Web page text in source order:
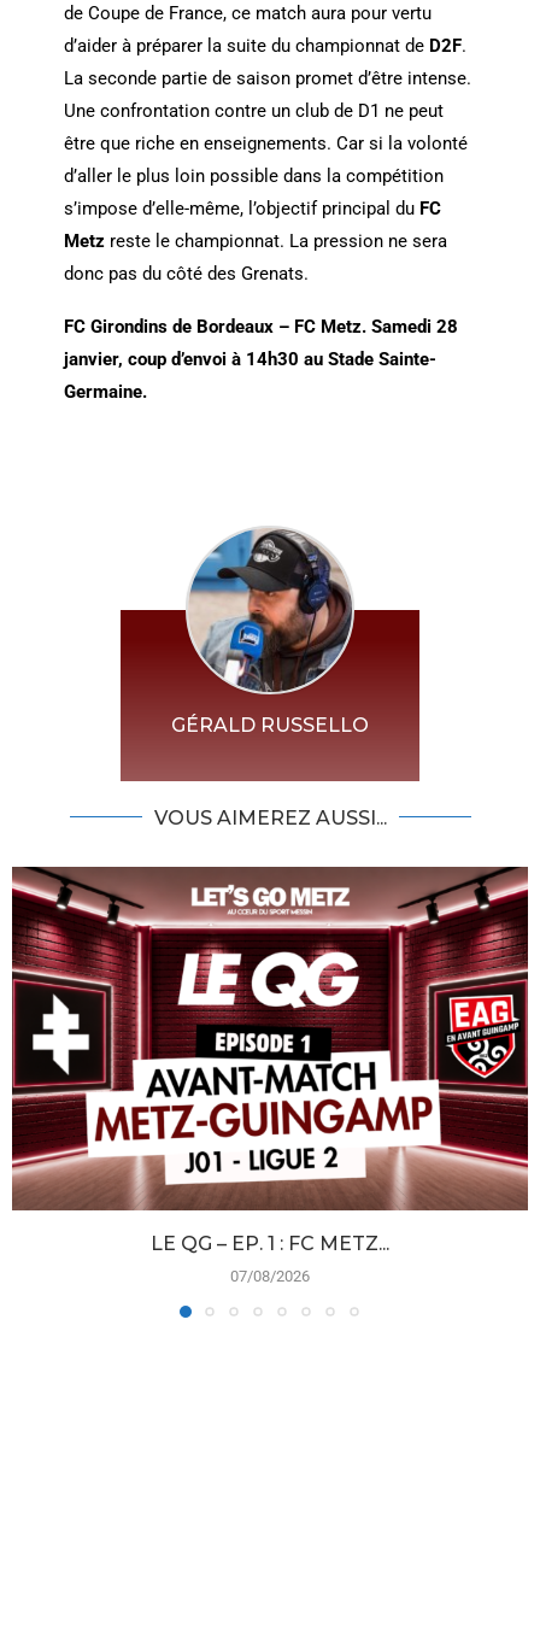
de Coupe de France, ce match aura pour vertu
d’aider à préparer la suite du championnat de D2F.
La seconde partie de saison promet d’être intense.
Une confrontation contre un club de D1 ne peut
être que riche en enseignements. Car si la volonté
d’aller le plus loin possible dans la compétition
s’impose d’elle-même, l’objectif principal du FC
Metzreste le championnat. La pression ne sera
donc pas du côté des Grenats.
FC Girondins de Bordeaux – FC Metz. Samedi 28
janvier, coup d’envoi à 14h30 au Stade Sainte-
Germaine.
GÉRALD RUSSELLO
VOUS AIMEREZ AUSSI...
LE QG – EP. 1 : FC METZ...
07/08/2026